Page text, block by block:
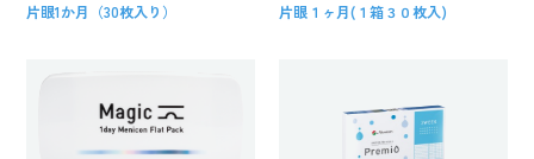
片眼1か月（30枚入り） 片眼１ヶ月(１箱３０枚入)